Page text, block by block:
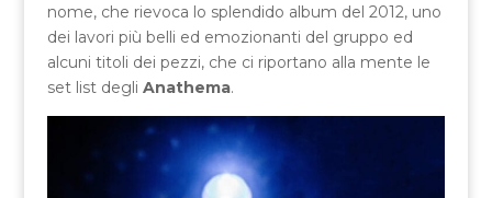
nome, che rievoca lo splendido album del 2012, uno
dei lavori più belli ed emozionanti del gruppo ed
alcuni titoli dei pezzi, che ci riportano alla mente le
set list degli Anathema.